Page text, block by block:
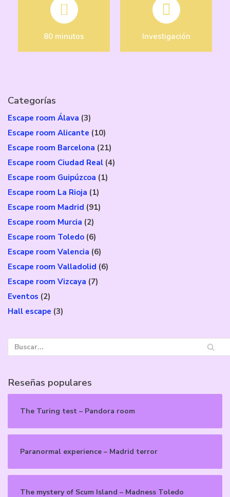
80 minutos Investigación
Categorías
Escape room Álava (3)
Escape room Alicante (10)
Escape room Barcelona (21)
Escape room Ciudad Real (4)
Escape room Guipúzcoa (1)
Escape room La Rioja (1)
Escape room Madrid (91)
Escape room Murcia (2)
Escape room Toledo (6)
Escape room Valencia (6)
Escape room Valladolid (6)
Escape room Vizcaya (7)
Eventos (2)
Hall escape (3)
Reseñas populares
The Turing test – Pandora room
Paranormal experience – Madrid terror
The mystery of Scum Island – Madness Toledo